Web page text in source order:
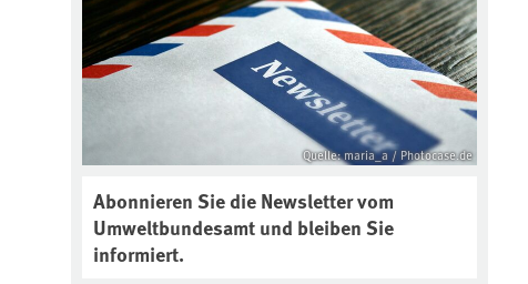
Quelle: maria_a / Photocase.de
Abonnieren Sie die Newsletter vom
Umweltbundesamt und bleiben Sie
informiert.